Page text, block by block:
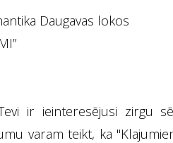
Daugavas lokos
ir ieinteresējusi zirgu
varam teikt, ka